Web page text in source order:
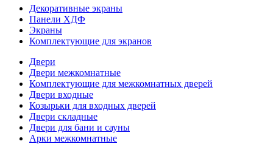
Декоративные экраны
Панели ХДФ
Экраны
Комплектующие для экранов
Двери
Двери межкомнатные
Комплектующие для межкомнатных дверей
Двери входные
Козырьки для входных дверей
Двери складные
Двери для бани и сауны
Арки межкомнатные